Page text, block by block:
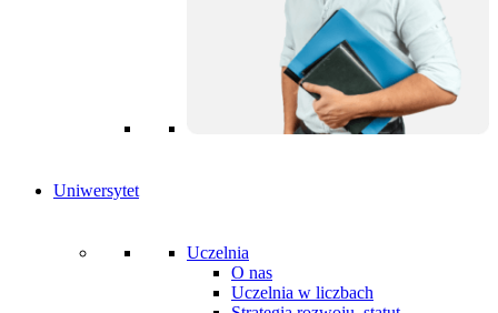
Uniwersytet
Uczelnia
O nas
Uczelnia w liczbach